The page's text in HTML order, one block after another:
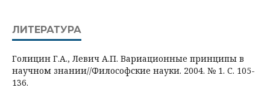
ЛИТЕРАТУРА
Голицин Г.А., Левич А.П. Вариационные принципы в
научном знании//Философские науки. 2004. № 1. С. 105-
136.